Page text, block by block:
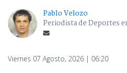
Pablo Velozo
Periodista de Deportes
Viernes 07 Agosto, 2026 | 06:20